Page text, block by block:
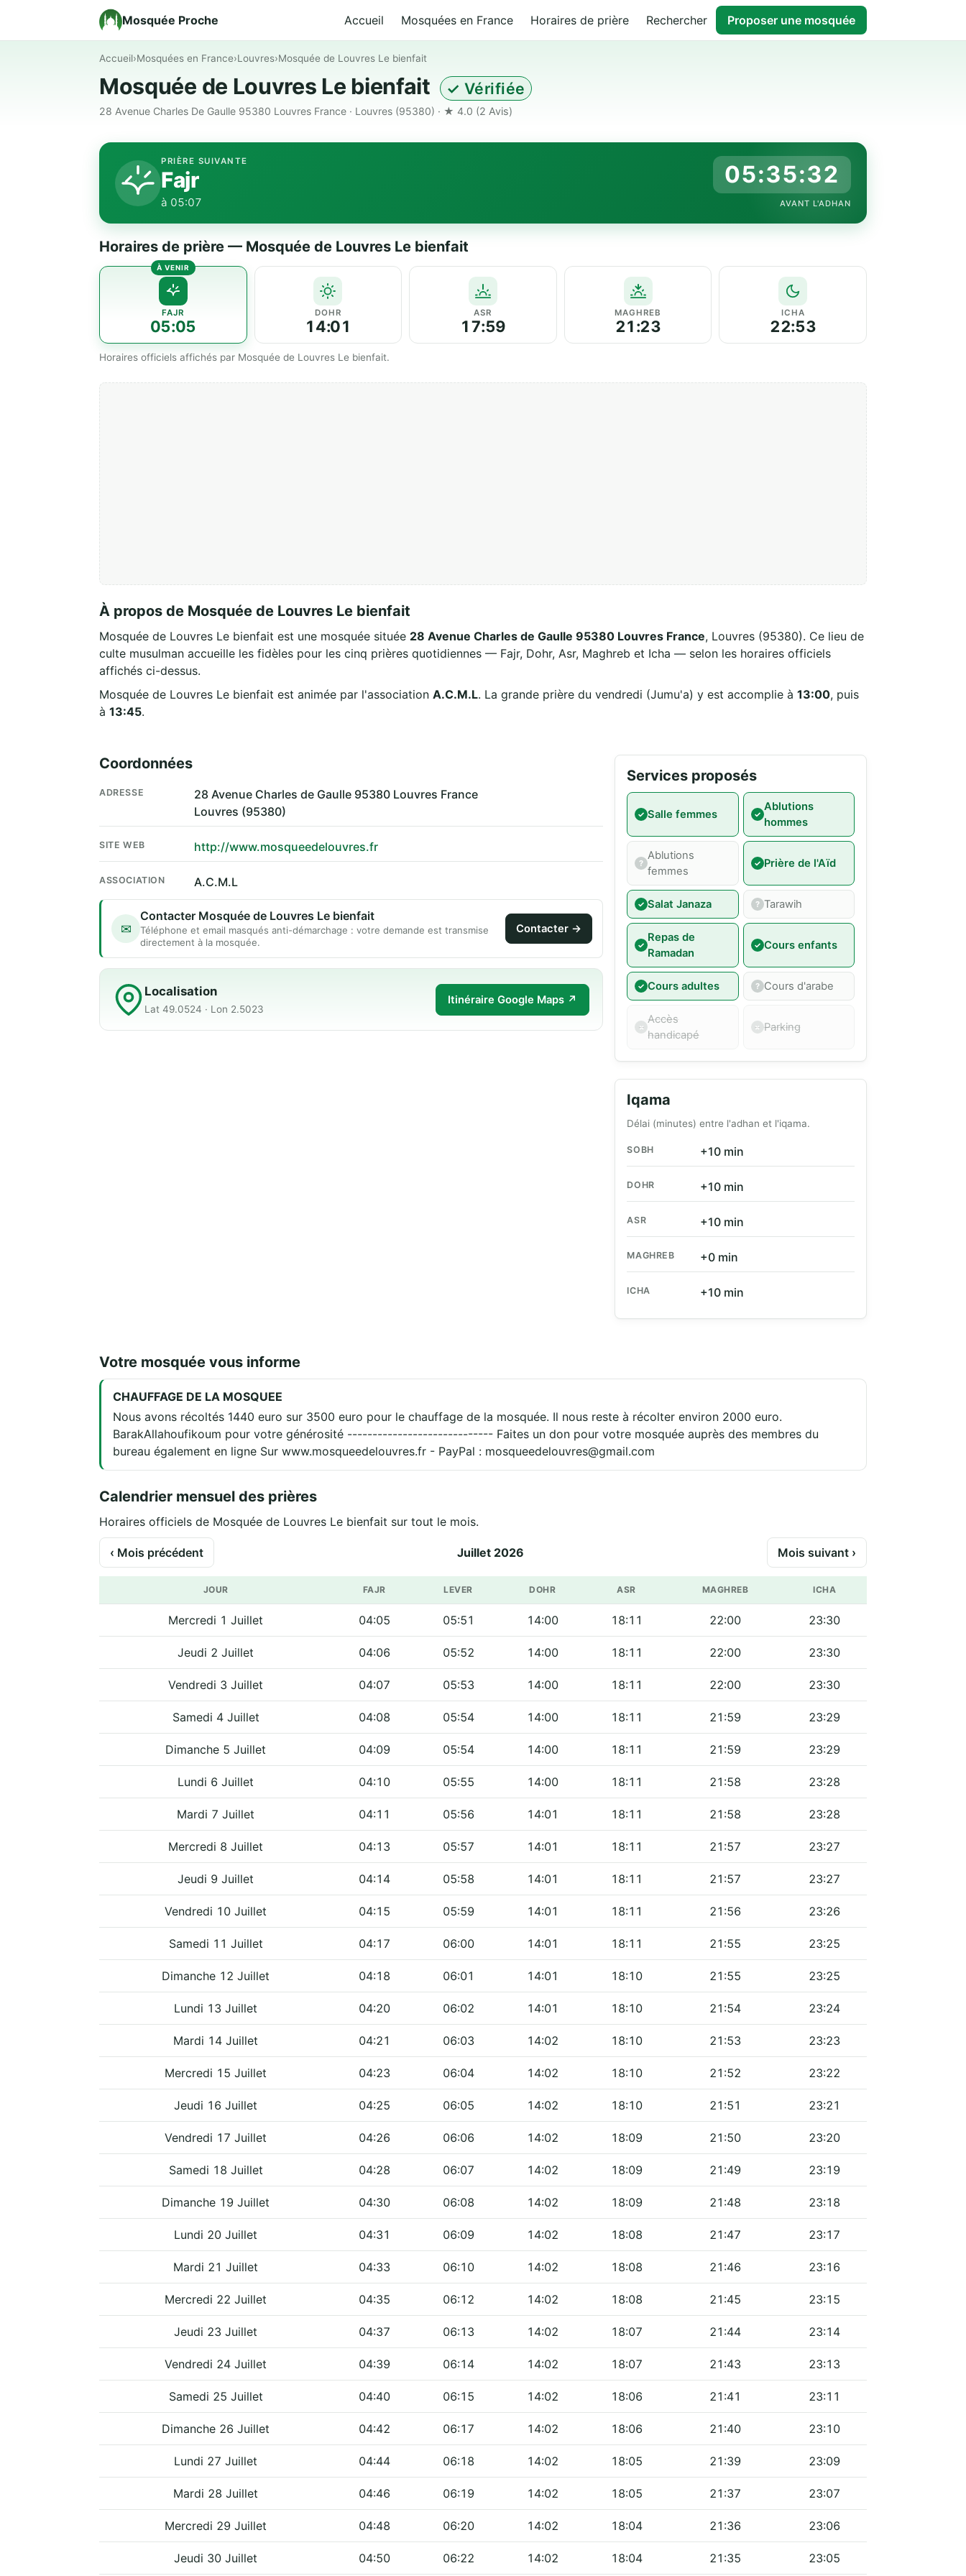
Mosquée Proche Accueil Mosquées en France Horaires de prière Rechercher Proposer une mosquée
Accueil›Mosquées en France›Louvres›Mosquée de Louvres Le bienfait
Mosquée de Louvres Le bienfait ✓ Vérifiée
28 Avenue Charles De Gaulle 95380 Louvres France · Louvres (95380) · ★ 4.0 (2 Avis)
PRIÈRE SUIVANTE
Fajr
à 05:07
05:35:31
AVANT L'ADHAN
Horaires de prière — Mosquée de Louvres Le bienfait
FAJR
05:05
DOHR
14:01
ASR
17:59
MAGHREB
21:23
ICHA
22:53
Horaires officiels affichés par Mosquée de Louvres Le bienfait.
À propos de Mosquée de Louvres Le bienfait
Mosquée de Louvres Le bienfait est une mosquée située 28 Avenue Charles de Gaulle 95380 Louvres France, Louvres (95380). Ce lieu de
culte musulman accueille les fidèles pour les cinq prières quotidiennes — Fajr, Dohr, Asr, Maghreb et Icha — selon les horaires officiels
affichés ci-dessus.
Mosquée de Louvres Le bienfait est animée par l'association A.C.M.L. La grande prière du vendredi (Jumu'a) y est accomplie à 13:00, puis
à 13:45.
Coordonnées
ADRESSE
28 Avenue Charles de Gaulle 95380 Louvres France
Louvres (95380)
SITE WEB http://www.mosqueedelouvres.fr
ASSOCIATION A.C.M.L
✉
Contacter Mosquée de Louvres Le bienfait
Téléphone et email masqués anti-démarchage : votre demande est transmise
directement à la mosquée.
Contacter →
Localisation
Lat 49.0524 · Lon 2.5023
Itinéraire Google Maps ↗
Services proposés
Salle femmes
Ablutions
hommes
Ablutions
femmes
Prière de l'Aïd
Salat Janaza Tarawih
Repas de
Ramadan
Cours enfants
Cours adultes Cours d'arabe
Accès
handicapé
Parking
Iqama
Délai (minutes) entre l'adhan et l'iqama.
SOBH +10 min
DOHR +10 min
ASR +10 min
MAGHREB +0 min
ICHA +10 min
Votre mosquée vous informe
CHAUFFAGE DE LA MOSQUEE
Nous avons récoltés 1440 euro sur 3500 euro pour le chauffage de la mosquée. Il nous reste à récolter environ 2000 euro.
BarakAllahoufikoum pour votre générosité ----------------------------- Faites un don pour votre mosquée auprès des membres du
bureau également en ligne Sur www.mosqueedelouvres.fr - PayPal : mosqueedelouvres@gmail.com
Calendrier mensuel des prières
Horaires officiels de Mosquée de Louvres Le bienfait sur tout le mois.
‹ Mois précédent Juillet 2026 Mois suivant ›
JOUR FAJR LEVER DOHR ASR MAGHREB ICHA
Mercredi 1 Juillet 04:05 05:51 14:00 18:11 22:00 23:30
Jeudi 2 Juillet 04:06 05:52 14:00 18:11 22:00 23:30
Vendredi 3 Juillet 04:07 05:53 14:00 18:11 22:00 23:30
Samedi 4 Juillet 04:08 05:54 14:00 18:11 21:59 23:29
Dimanche 5 Juillet 04:09 05:54 14:00 18:11 21:59 23:29
Lundi 6 Juillet 04:10 05:55 14:00 18:11 21:58 23:28
Mardi 7 Juillet 04:11 05:56 14:01 18:11 21:58 23:28
Mercredi 8 Juillet 04:13 05:57 14:01 18:11 21:57 23:27
Jeudi 9 Juillet 04:14 05:58 14:01 18:11 21:57 23:27
Vendredi 10 Juillet 04:15 05:59 14:01 18:11 21:56 23:26
Samedi 11 Juillet 04:17 06:00 14:01 18:11 21:55 23:25
Dimanche 12 Juillet 04:18 06:01 14:01 18:10 21:55 23:25
Lundi 13 Juillet 04:20 06:02 14:01 18:10 21:54 23:24
Mardi 14 Juillet 04:21 06:03 14:02 18:10 21:53 23:23
Mercredi 15 Juillet 04:23 06:04 14:02 18:10 21:52 23:22
Jeudi 16 Juillet 04:25 06:05 14:02 18:10 21:51 23:21
Vendredi 17 Juillet 04:26 06:06 14:02 18:09 21:50 23:20
Samedi 18 Juillet 04:28 06:07 14:02 18:09 21:49 23:19
Dimanche 19 Juillet 04:30 06:08 14:02 18:09 21:48 23:18
Lundi 20 Juillet 04:31 06:09 14:02 18:08 21:47 23:17
Mardi 21 Juillet 04:33 06:10 14:02 18:08 21:46 23:16
Mercredi 22 Juillet 04:35 06:12 14:02 18:08 21:45 23:15
Jeudi 23 Juillet 04:37 06:13 14:02 18:07 21:44 23:14
Vendredi 24 Juillet 04:39 06:14 14:02 18:07 21:43 23:13
Samedi 25 Juillet 04:40 06:15 14:02 18:06 21:41 23:11
Dimanche 26 Juillet 04:42 06:17 14:02 18:06 21:40 23:10
Lundi 27 Juillet 04:44 06:18 14:02 18:05 21:39 23:09
Mardi 28 Juillet 04:46 06:19 14:02 18:05 21:37 23:07
Mercredi 29 Juillet 04:48 06:20 14:02 18:04 21:36 23:06
Jeudi 30 Juillet 04:50 06:22 14:02 18:04 21:35 23:05